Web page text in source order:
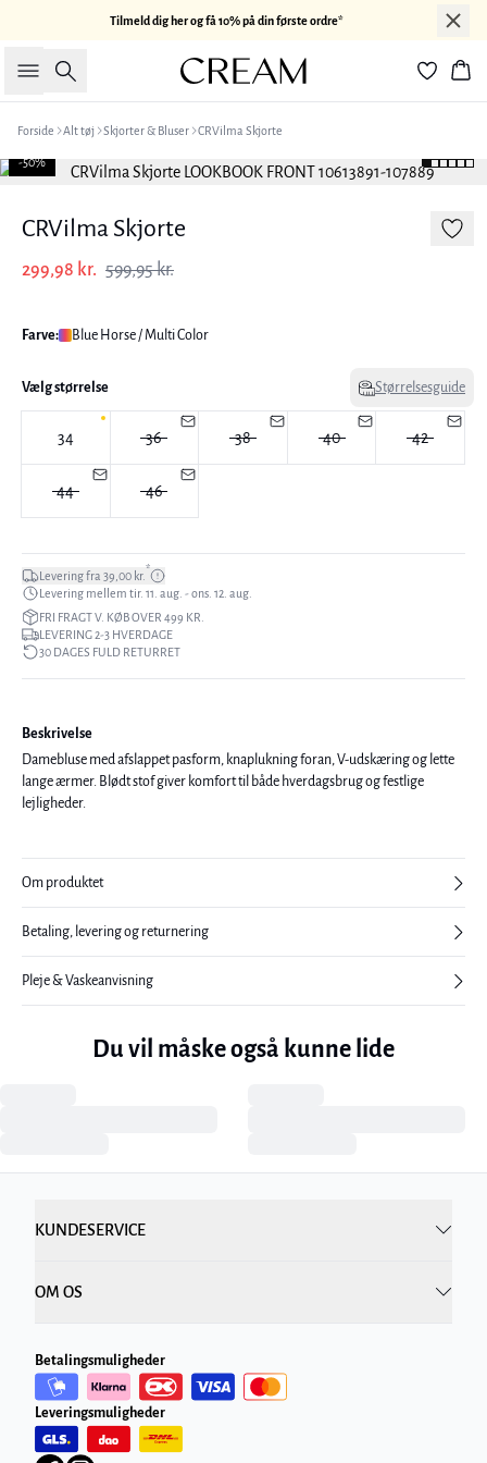
Tilmeld dig her og få 10% på din første ordre*
Søg
Forside Alt tøj Skjorter & Bluser CRVilma Skjorte
-50%
CRVilma Skjorte
299,98 kr. 599,95 kr.
Farve: Blue Horse / Multi Color
Vælg størrelse Størrelsesguide
34 36 38 40 42
44 46
Levering fra 39,00 kr.*
Levering mellem tir. 11. aug. - ons. 12. aug.
FRI FRAGT V. KØB OVER 499 KR.
LEVERING 2-3 HVERDAGE
30 DAGES FULD RETURRET
Beskrivelse
Damebluse med afslappet pasform, knaplukning foran, V-udskæring og lette
lange ærmer. Blødt stof giver komfort til både hverdagsbrug og festlige
lejligheder.
Om produktet
Betaling, levering og returnering
Pleje & Vaskeanvisning
Du vil måske også kunne lide
KUNDESERVICE
OM OS
Betalingsmuligheder
Leveringsmuligheder